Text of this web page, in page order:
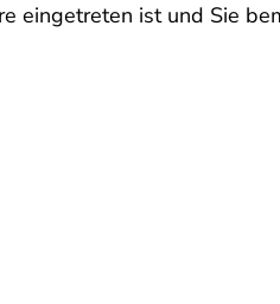
eingetreten ist und Sie